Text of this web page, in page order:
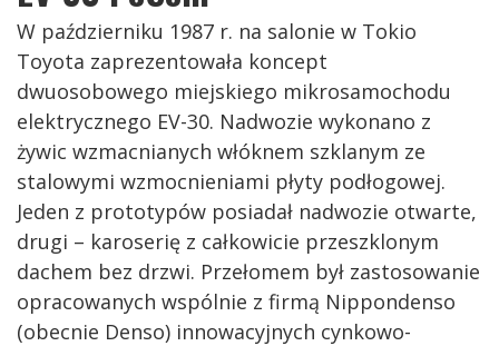
W październiku 1987 r. na salonie w Tokio
Toyota zaprezentowała koncept
dwuosobowego miejskiego mikrosamochodu
elektrycznego EV-30. Nadwozie wykonano z
żywic wzmacnianych włóknem szklanym ze
stalowymi wzmocnieniami płyty podłogowej.
Jeden z prototypów posiadał nadwozie otwarte,
drugi – karoserię z całkowicie przeszklonym
dachem bez drzwi. Przełomem był zastosowanie
opracowanych wspólnie z firmą Nippondenso
(obecnie Denso) innowacyjnych cynkowo-